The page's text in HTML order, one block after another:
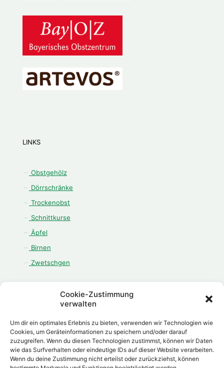
Cookie-Zustimmung
verwalten
Um dir ein optimales Erlebnis zu bieten, verwenden wir Technologien wie
Cookies, um Geräteinformationen zu speichern und/oder darauf
zuzugreifen. Wenn du diesen Technologien zustimmst, können wir Daten
wie das Surfverhalten oder eindeutige IDs auf dieser Website verarbeiten.
Wenn du deine Zustimmung nicht erteilst oder zurückziehst, können
LINKS
Obstgehölz
Dörrschränke
Trockenobst
Schnittkurse
Äpfel
Birnen
Zwetschgen
ÖFFNUNGSZEITEN
Montag - Freitag:
08.00 Uhr - 12.00 Uhr
13.00 Uhr - 18.00 Uhr